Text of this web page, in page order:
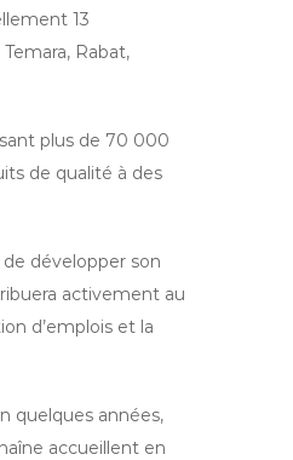
13
Rabat,
plus de 70 000
de qualité à des
de développer son
activement au
d’emplois et la
quelques années,
accueillent en